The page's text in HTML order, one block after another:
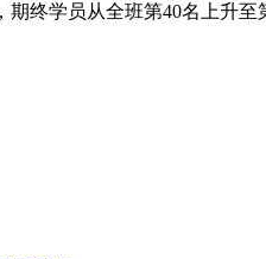
期终学员从全班第40名上升